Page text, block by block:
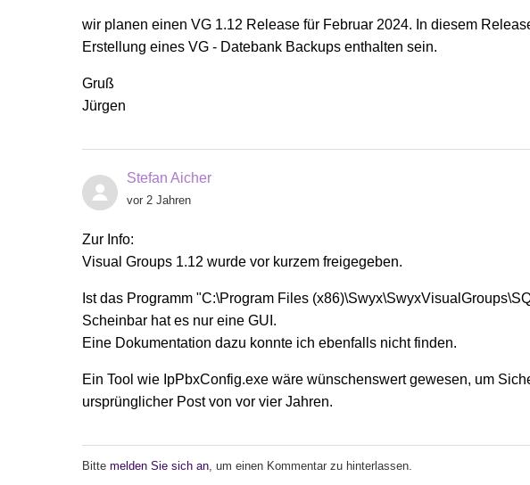
wir planen einen VG 1.12 Release für Februar 2024. In diesem
Erstellung eines VG - Datebank Backups enthalten sein.
Gruß
Jürgen
Stefan Aicher
vor 2 Jahren
Zur Info:
Visual Groups 1.12 wurde vor kurzem freigegeben.
Ist das Programm "C:\Program Files
Scheinbar hat es nur eine GUI.
Eine Dokumentation dazu konnte ich ebenfalls nicht finden.
Ein Tool wie IpPbxConfig.exe wäre wünschenswert gewesen, um
ursprünglicher Post von vor vier Jahren.
Bitte melden Sie sich an, um einen Kommentar zu hinterlassen.